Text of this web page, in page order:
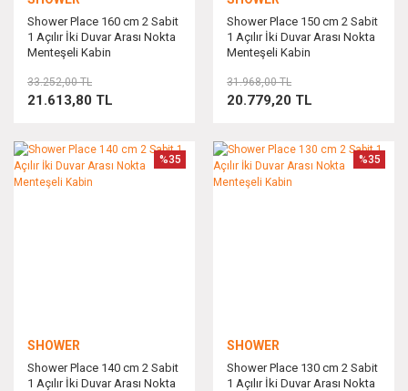
Shower Place 160 cm 2 Sabit
1 Açılır İki Duvar Arası Nokta
Menteşeli Kabin
21.613,80 TL
33.252,00 TL
Shower Place 150 cm 2 Sabit
1 Açılır İki Duvar Arası Nokta
Menteşeli Kabin
20.779,20 TL
31.968,00 TL
SHOWER
Shower Place 140 cm 2 Sabit
1 Açılır İki Duvar Arası Nokta
%35
SHOWER
Shower Place 130 cm 2 Sabit
1 Açılır İki Duvar Arası Nokta
%35